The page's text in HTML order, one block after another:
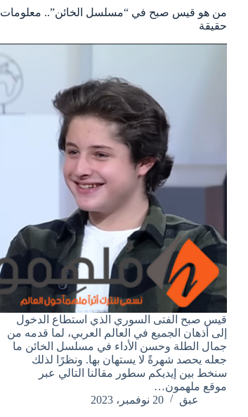
من هو قيس صبح في “مسلسل الخائن”.. معلومات
حقيقة
قيس صبح الفتى السوري الذي استطاع الدخول
إلى أذهان الجميع في العالم العربي، لما قدمه من
جمال الطلة وحسن الأداء في مسلسل الخائن ما
جعله يحصد شهرةً لا يستهان بها. ونظرًا لذلك
سنخط بين إيديكم سطور مقالنا التالي عبر
موقع ملهمون…
عبق
20 نوفمبر، 2023